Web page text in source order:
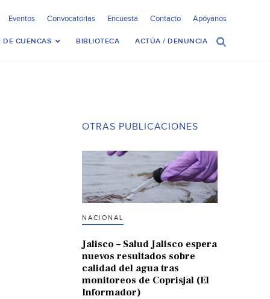
Eventos Convocatorias Encuesta Contacto Apóyanos
DE CUENCAS BIBLIOTECA ACTÚA / DENUNCIA
OTRAS PUBLICACIONES
NACIONAL
Jalisco – Salud Jalisco espera
nuevos resultados sobre
calidad del agua tras
monitoreos de Coprisjal (El
Informador)